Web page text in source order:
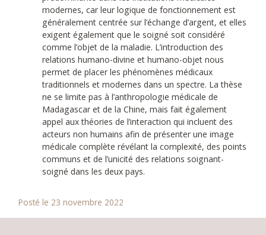
modernes, car leur logique de fonctionnement est
généralement centrée sur l’échange d’argent, et elles
exigent également que le soigné soit considéré
comme l’objet de la maladie. L’introduction des
relations humano-divine et humano-objet nous
permet de placer les phénomènes médicaux
traditionnels et modernes dans un spectre. La thèse
ne se limite pas à l’anthropologie médicale de
Madagascar et de la Chine, mais fait également
appel aux théories de l’interaction qui incluent des
acteurs non humains afin de présenter une image
médicale complète révélant la complexité, des points
communs et de l’unicité des relations soignant-
soigné dans les deux pays.
Posté le 23 novembre 2022